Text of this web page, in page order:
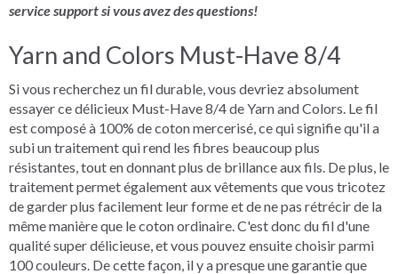
service support si vous avez des questions!
Yarn and Colors Must-Have 8/4
Si vous recherchez un fil durable, vous devriez absolument
essayer ce délicieux Must-Have 8/4 de Yarn and Colors. Le fil
est composé à 100% de coton mercerisé, ce qui signifie qu'il a
subi un traitement qui rend les fibres beaucoup plus
résistantes, tout en donnant plus de brillance aux fils. De plus, le
traitement permet également aux vêtements que vous tricotez
de garder plus facilement leur forme et de ne pas rétrécir de la
même manière que le coton ordinaire. C'est donc du fil d'une
qualité super délicieuse, et vous pouvez ensuite choisir parmi
100 couleurs. De cette façon, il y a presque une garantie que